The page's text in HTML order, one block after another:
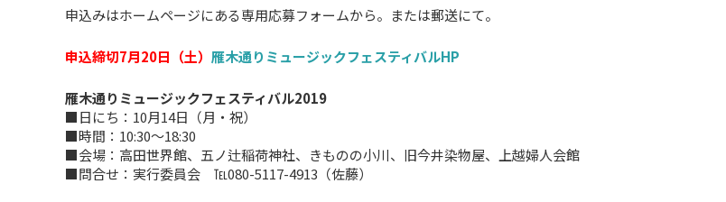
申込みはホームページにある専用応募フォームから。または郵送にて。
申込締切7月20日（土） 雁木通りミュージックフェスティバルHP
雁木通りミュージックフェスティバル2019
■日にち：10月14日（月・祝）
■時間：10:30～18:30
■会場：高田世界館、五ノ辻稲荷神社、きものの小川、旧今井染物屋、上越婦人会館
■問合せ：実行委員会 ℡080-5117-4913（佐藤）